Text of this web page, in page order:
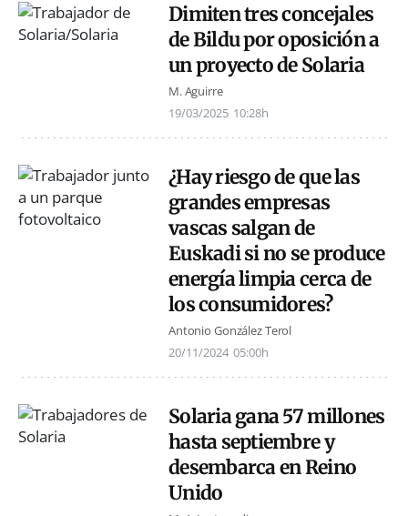
Dimiten tres concejales
de Bildu por oposición a
un proyecto de Solaria
M. Aguirre
19/03/2025 10:28h
¿Hay riesgo de que las
grandes empresas
vascas salgan de
Euskadi si no se produce
energía limpia cerca de
los consumidores?
Antonio González Terol
20/11/2024 05:00h
Solaria gana 57 millones
hasta septiembre y
desembarca en Reino
Unido